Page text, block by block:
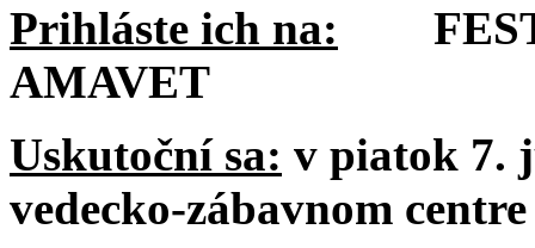
Prihláste ich na:
AMAVET
Uskutoční sa: v piatok 7.
vedecko-zábavnom